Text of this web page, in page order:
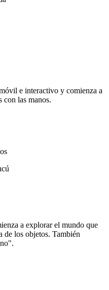
e interactivo y comienza a
con las manos.
a explorar el mundo que
de los objetos. También